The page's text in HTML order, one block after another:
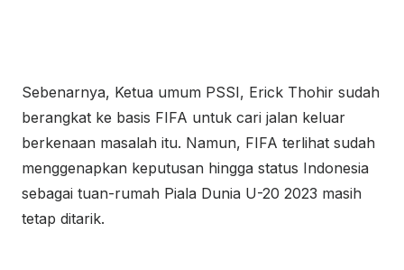
Sebenarnya, Ketua umum PSSI, Erick Thohir sudah
berangkat ke basis FIFA untuk cari jalan keluar
berkenaan masalah itu. Namun, FIFA terlihat sudah
menggenapkan keputusan hingga status Indonesia
sebagai tuan-rumah Piala Dunia U-20 2023 masih
tetap ditarik.